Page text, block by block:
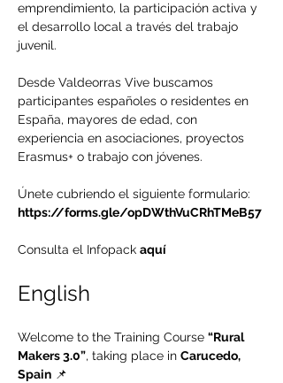
emprendimiento, la participación activa y
el desarrollo local a través del trabajo
juvenil.
Desde Valdeorras Vive buscamos
participantes españoles o residentes en
España, mayores de edad, con
experiencia en asociaciones, proyectos
Erasmus+ o trabajo con jóvenes.
Únete cubriendo el siguiente formulario:
https://forms.gle/opDWthVuCRhTMeB57
Consulta el Infopack aquí
English
Welcome to the Training Course “Rural
Makers 3.0”, taking place in Carucedo,
Spain 📌